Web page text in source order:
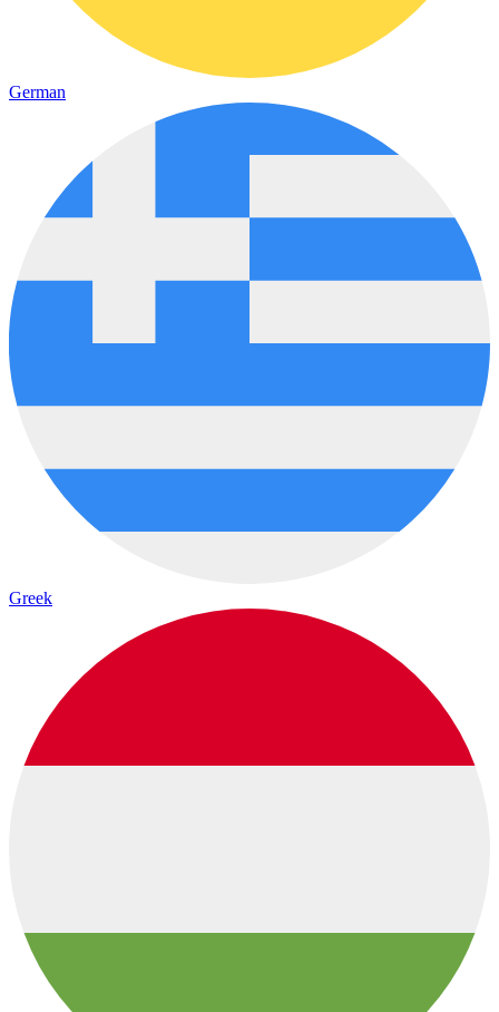
German
Greek